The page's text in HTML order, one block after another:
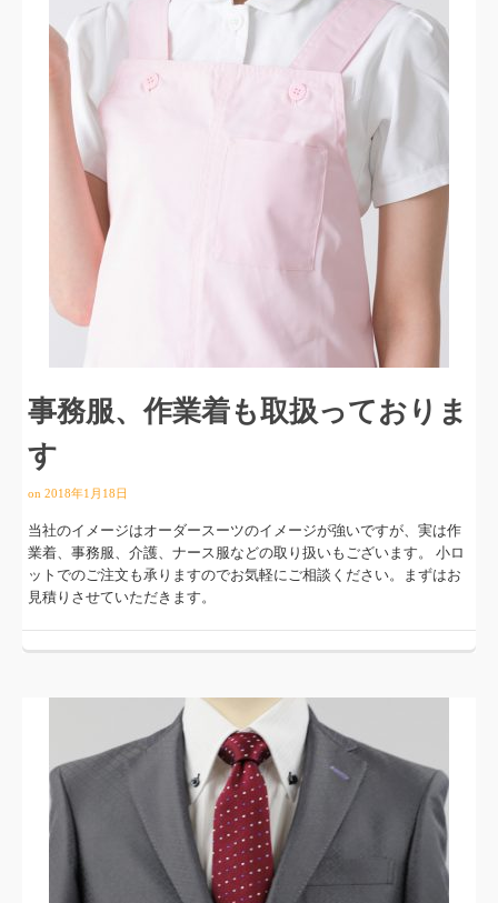
事務服、作業着も取扱っておりま
す
on 2018年1月18日
当社のイメージはオーダースーツのイメージが強いですが、実は作
業着、事務服、介護、ナース服などの取り扱いもございます。 小ロ
ットでのご注文も承りますのでお気軽にご相談ください。まずはお
見積りさせていただきます。